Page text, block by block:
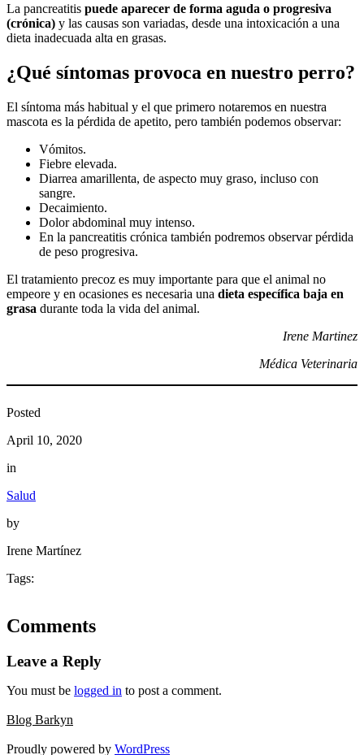
La pancreatitis puede aparecer de forma aguda o progresiva
(crónica) y las causas son variadas, desde una intoxicación a una
dieta inadecuada alta en grasas.
¿Qué síntomas provoca en nuestro perro?
El síntoma más habitual y el que primero notaremos en nuestra
mascota es la pérdida de apetito, pero también podemos observar:
Vómitos.
Fiebre elevada.
Diarrea amarillenta, de aspecto muy graso, incluso con
sangre.
Decaimiento.
Dolor abdominal muy intenso.
En la pancreatitis crónica también podremos observar pérdida
de peso progresiva.
El tratamiento precoz es muy importante para que el animal no
empeore y en ocasiones es necesaria una dieta específica baja en
grasa durante toda la vida del animal.
Irene Martinez
Médica Veterinaria
Posted
April 10, 2020
in
Salud
by
Irene Martínez
Tags:
Comments
Leave a Reply
You must be logged in to post a comment.
Blog Barkyn
Proudly powered by WordPress